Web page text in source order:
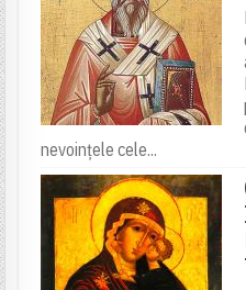
nevoințele cele...